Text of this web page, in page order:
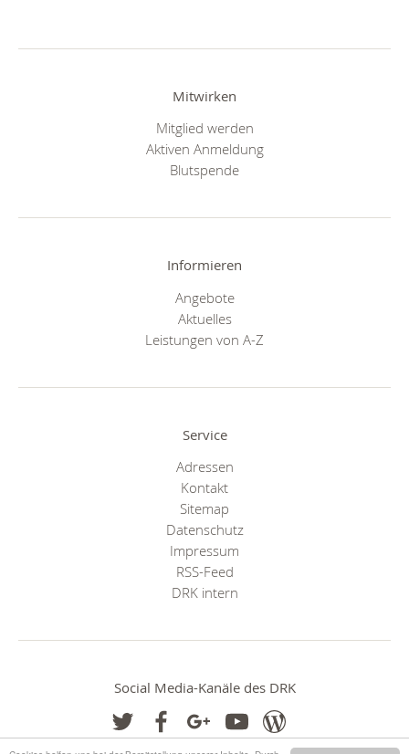
Mitwirken
Mitglied werden
Aktiven Anmeldung
Blutspende
Informieren
Angebote
Aktuelles
Leistungen von A-Z
Service
Adressen
Kontakt
Sitemap
Datenschutz
Impressum
RSS-Feed
DRK intern
Social Media-Kanäle des DRK